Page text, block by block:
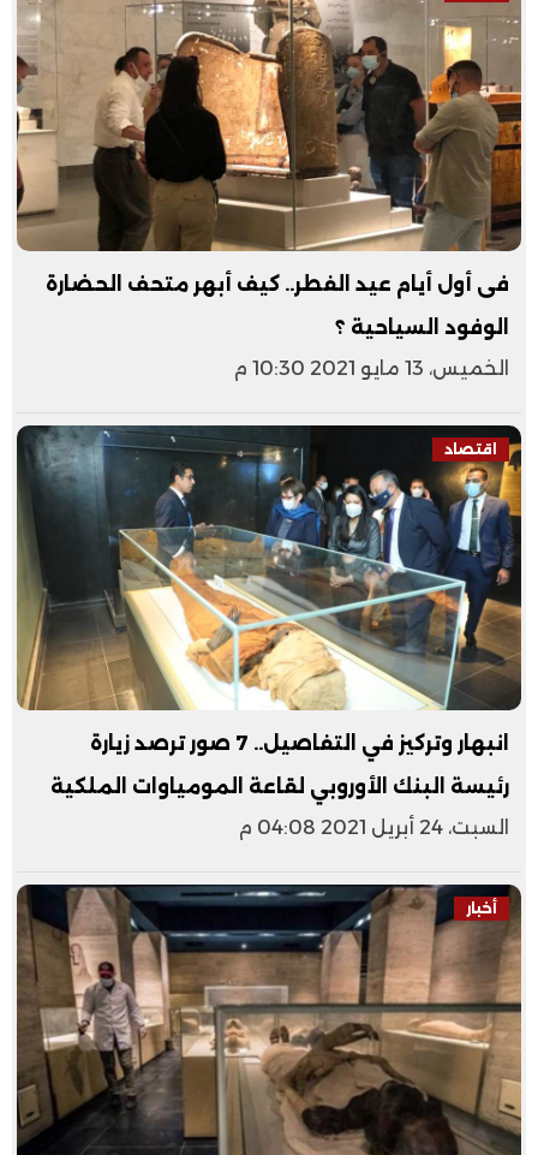
فى أول أيام عيد الفطر.. كيف أبهر متحف الحضارة
الوفود السياحية ؟
الخميس، 13 مايو 2021 10:30 م
اقتصاد
انبهار وتركيز في التفاصيل.. 7 صور ترصد زيارة
رئيسة البنك الأوروبي لقاعة المومياوات الملكية
السبت، 24 أبريل 2021 04:08 م
أخبار